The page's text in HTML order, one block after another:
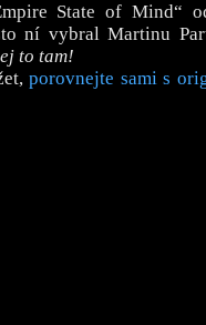
State of Mind“
ní vybral Martinu
to tam!
porovnejte sami s